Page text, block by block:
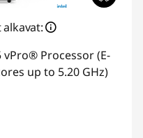
Processor (E-
up to 5.20 GHz)